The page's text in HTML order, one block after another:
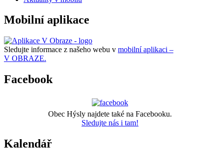
Mobilní aplikace
Sledujte informace z našeho webu v mobilní aplikaci –
V OBRAZE.
Facebook
Obec Hýsly najdete také na Facebooku.
Sledujte nás i tam!
Kalendář